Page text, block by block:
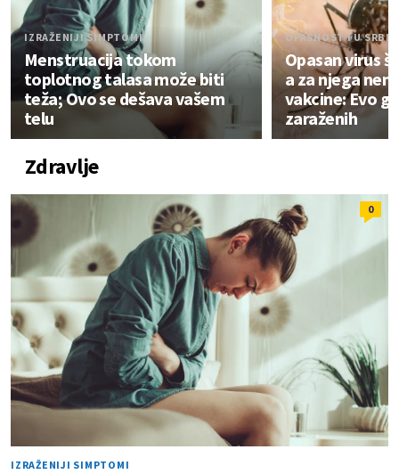
IZRAŽENIJI SIMPTOMI
Menstruacija tokom
toplotnog talasa može biti
teža; Ovo se dešava vašem
telu
OPASNOST I U
Opasan virus
a za njega
vakcine: Evo
zaraženih
Zdravlje
0
IZRAŽENIJI SIMPTOMI